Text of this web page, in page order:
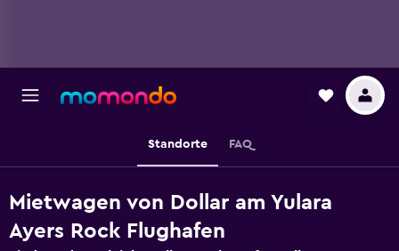
Standorte FAQ
Mietwagen von Dollar am Yulara
Ayers Rock Flughafen